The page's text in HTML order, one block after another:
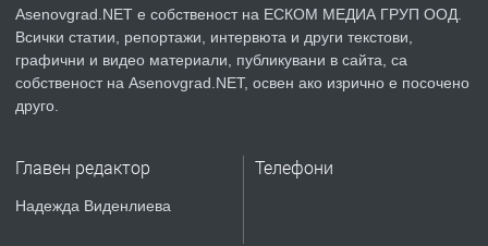
преди 2 години
ПРЕДЛАГА
Asenovgrad.NET е собственост на ЕСКОМ МЕДИА ГРУП ООД.
Всички статии, репортажи, интервюта и други текстови,
графични и видео материали, публикувани в сайта, са
собственост на Asenovgrad.NET, освен ако изрично е посочено
друго.
Главен редактор
Надежда Виденлиева
Телефони